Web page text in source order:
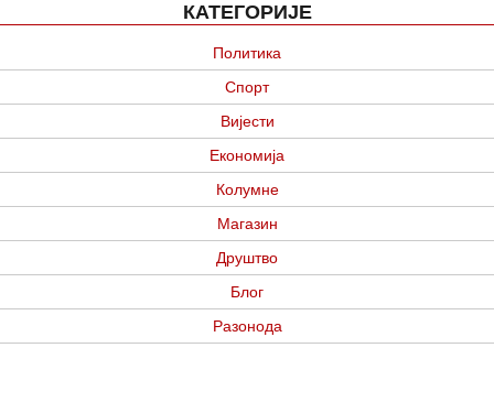
КАТЕГОРИЈЕ
Политика
Спорт
Вијести
Економија
Колумне
Магазин
Друштво
Блог
Разонода